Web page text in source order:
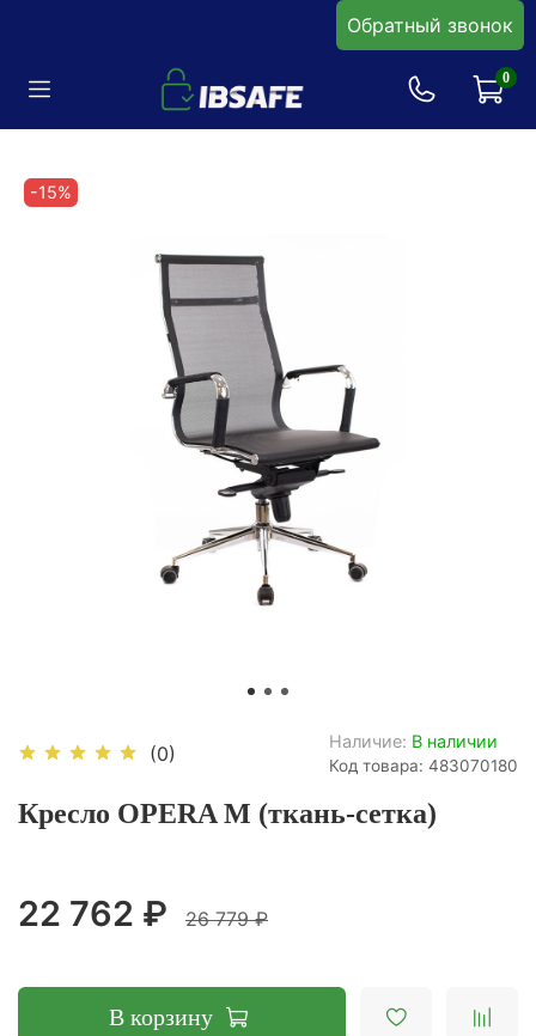
Обратный звонок
0
-15%
(0)
Наличие: В наличии
Код товара: 483070180
Кресло OPERA M (ткань-сетка)
22 762 ₽ 26 779 ₽
В корзину